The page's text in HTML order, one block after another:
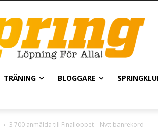
TRÄNING BLOGGARE
3 700 anmälda till Finalloppet – Nytt banrekord